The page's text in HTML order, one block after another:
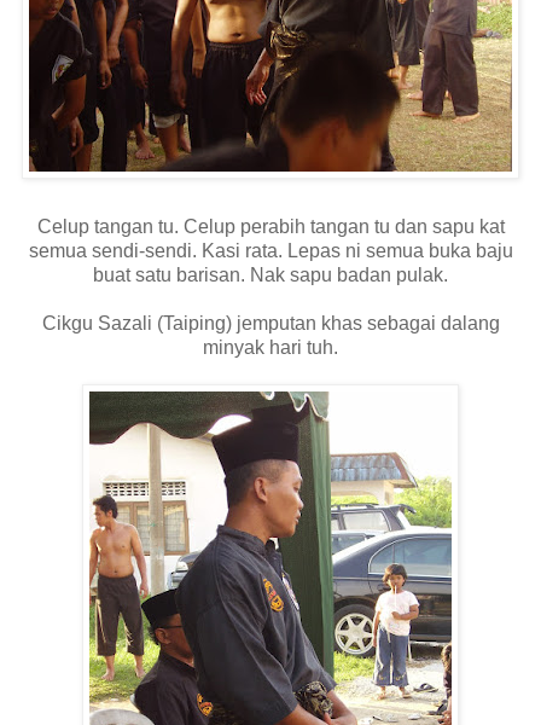
Celup tangan tu. Celup perabih tangan tu dan sapu kat
semua sendi-sendi. Kasi rata. Lepas ni semua buka baju
buat satu barisan. Nak sapu badan pulak.
Cikgu Sazali (Taiping) jemputan khas sebagai dalang
minyak hari tuh.